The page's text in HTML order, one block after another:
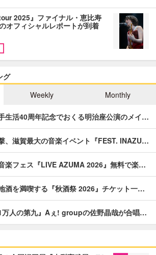
2025』ファイナル・恵比寿
オフィシャルレポートが到着
グ
Weekly Monthly
生活40周年記念でおくる明治座公演のメイ…
、滋賀最大の音楽イベント『FEST. INAZU…
楽フェス『LIVE AZUMA 2026』無料で楽…
酒を満喫する『秋酒祭 2026』チケット一…
万人の第九』Aぇ! groupの佐野晶哉が合唱…